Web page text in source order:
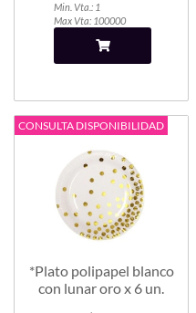
Min. Vta.: 1
Max Vta: 100000
CONSULTA DISPONIBILIDAD
*Plato polipapel blanco
con lunar oro x 6 un.